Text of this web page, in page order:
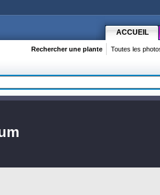
ACCUEIL
Rechercher une plante Toutes les